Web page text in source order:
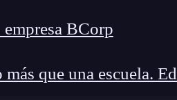
empresa BCorp
que una escuela.